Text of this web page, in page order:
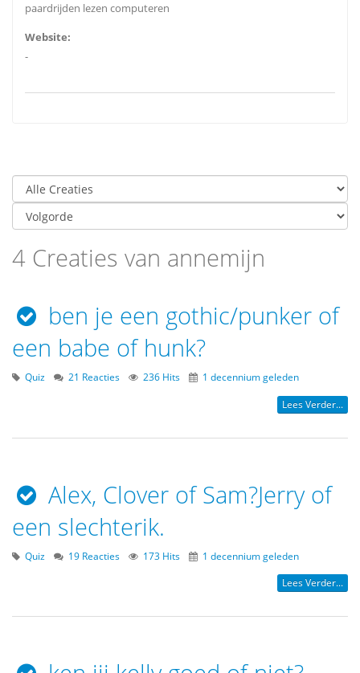
paardrijden lezen computeren
Website:
-
4 Creaties van annemijn
ben je een gothic/punker of
een babe of hunk?
Quiz 21 Reacties 236 Hits 1 decennium geleden
Lees Verder...
Alex, Clover of Sam?Jerry of
een slechterik.
Quiz 19 Reacties 173 Hits 1 decennium geleden
Lees Verder...